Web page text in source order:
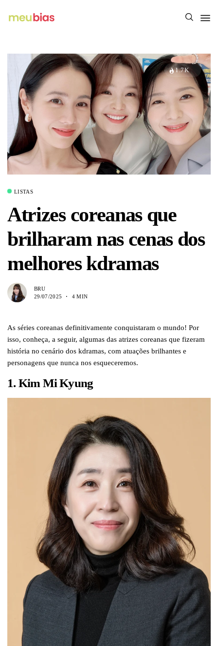
1.7K
LISTAS
Atrizes coreanas que
brilharam nas cenas dos
melhores kdramas
BRU
29/07/2025
4 MIN
As séries coreanas definitivamente conquistaram o mundo! Por
isso, conheça, a seguir, algumas das atrizes coreanas que fizeram
história no cenário dos kdramas, com atuações brilhantes e
personagens que nunca nos esqueceremos.
1. Kim Mi Kyung